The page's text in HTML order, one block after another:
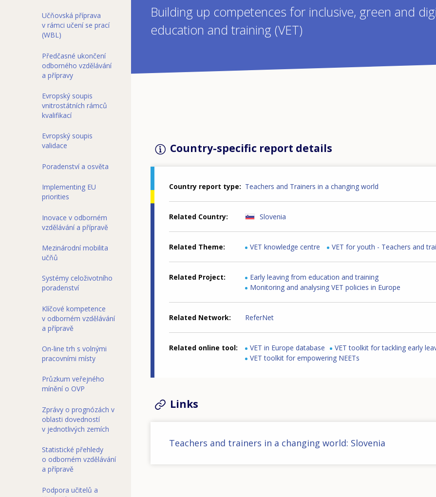
Učňovská příprava
v rámci učení se prací
(WBL)
Předčasné ukončení
odborného vzdělávání
a přípravy
Evropský soupis
vnitrostátních rámců
kvalifikací
Evropský soupis
validace
Poradenství a osvěta
Implementing EU
priorities
Inovace v odborném
vzdělávání a přípravě
Mezinárodní mobilita
učňů
Systémy celoživotního
poradenství
Klíčové kompetence
v odborném vzdělávání
a přípravě
On-line trh s volnými
pracovními místy
Průzkum veřejného
mínění o OVP
Zprávy o prognózách v
oblasti dovedností
v jednotlivých zemích
Statistické přehledy
o odborném vzdělávání
a přípravě
Podpora učitelů a
Building up competences for inclusive, green and
education and training (VET)
Country-specific report details
Country report type Teachers and Trainers in a changing world
Related Country Slovenia
Related Theme VET knowledge centre VET for youth - Teachers and
Related Project
Early leaving from education and training
Monitoring and analysing VET policies in Europe
Related Network ReferNet
Related online tool VET in Europe database
VET toolkit for tackling early
VET toolkit for empowering NEETs
Links
Teachers and trainers in a changing world: Slovenia